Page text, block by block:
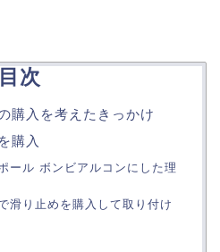
目次
購入を考えたきっかけ
購入
ール ボンビアルコンにした理
滑り止めを購入して取り付け